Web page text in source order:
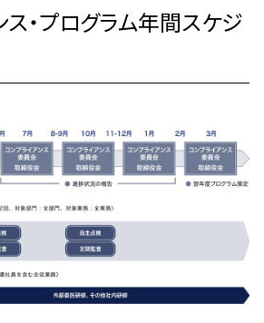
ス・プログラム年間スケジ